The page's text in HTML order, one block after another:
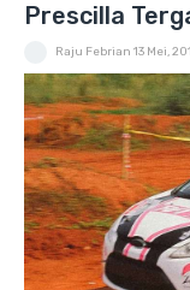
Prescilla
Raju Febrian 13 Mei,